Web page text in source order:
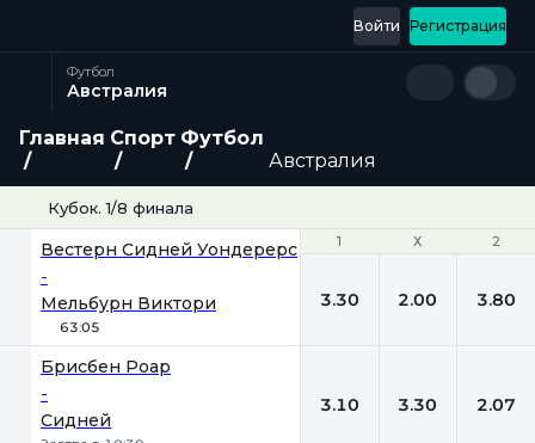
Регистрация
Войти
Футбол
Австралия
Главная Спорт Футбол
Австралия
Кубок. 1/8 финала
1 Х 2
Вестерн Сидней Уондерерс
-
Мельбурн Виктори
63:05
1 Х 2
3.30 2.00 3.80
Брисбен Роар
-
Сидней
3.10 3.30 2.07